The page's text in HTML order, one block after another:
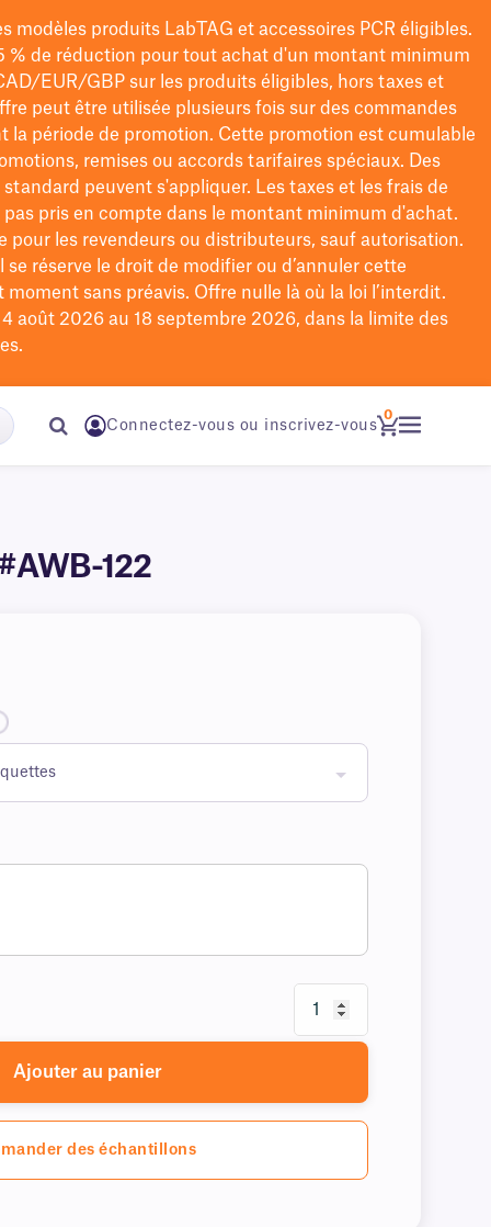
modèles produits LabTAG et accessoires PCR éligibles.
% de réduction pour tout achat d'un montant minimum
EUR/GBPsur les produits éligibles, hors taxes et
peut être utilisée plusieurs fois sur des commandes
la période de promotion. Cette promotion est cumulable
remises ou accords tarifaires spéciaux. Des
peuvent s'appliquer. Les taxes et les frais de
pas pris en compte dans le montant minimum d'achat.
pour les revendeurs ou distributeurs, sauf autorisation.
réserve le droit de modifierou d’annuler cette
moment sans préavis. Offre nulle là où la loi l’interdit.
août 2026 au 18 septembre 2026, dans la limite des
Connectez-vous ou inscrivez-vous
0
122
Ajouter au panier
des échantillons